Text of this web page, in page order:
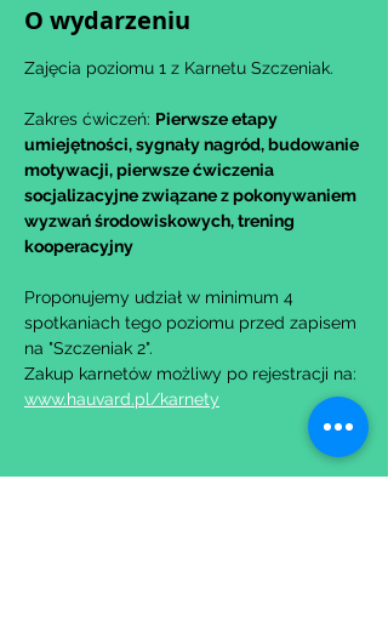
O wydarzeniu
Zajęcia poziomu 1 z Karnetu Szczeniak.
Zakres ćwiczeń: Pierwsze etapy
umiejętności, sygnały nagród, budowanie
motywacji, pierwsze ćwiczenia
socjalizacyjne związane z pokonywaniem
wyzwań środowiskowych, trening
kooperacyjny
Proponujemy udział w minimum 4
spotkaniach tego poziomu przed zapisem
na "Szczeniak 2".
Zakup karnetów możliwy po rejestracji na:
www.hauvard.pl/karnety